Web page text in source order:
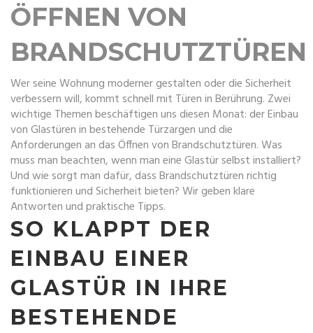
ÖFFNEN VON
BRANDSCHUTZTÜREN
Wer seine Wohnung moderner gestalten oder die Sicherheit
verbessern will, kommt schnell mit Türen in Berührung. Zwei
wichtige Themen beschäftigen uns diesen Monat: der Einbau
von Glastüren in bestehende Türzargen und die
Anforderungen an das Öffnen von Brandschutztüren. Was
muss man beachten, wenn man eine Glastür selbst installiert?
Und wie sorgt man dafür, dass Brandschutztüren richtig
funktionieren und Sicherheit bieten? Wir geben klare
Antworten und praktische Tipps.
SO KLAPPT DER
EINBAU EINER
GLASTÜR IN IHRE
BESTEHENDE